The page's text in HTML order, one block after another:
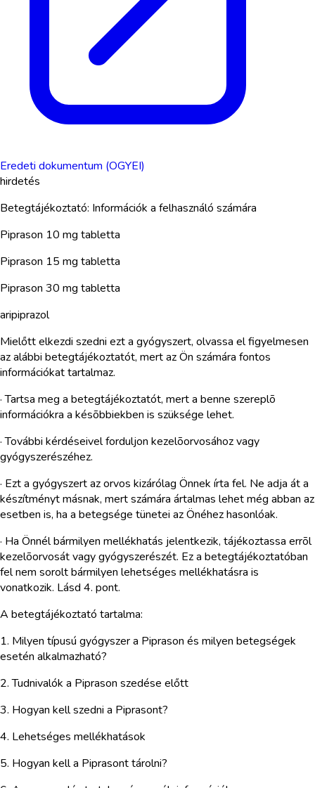
Eredeti dokumentum (OGYEI)
hirdetés
Betegtájékoztató: Információk a felhasználó számára
Piprason 10 mg tabletta
Piprason 15 mg tabletta
Piprason 30 mg tabletta
aripiprazol
Mielőtt elkezdi szedni ezt a gyógyszert, olvassa el figyelmesen
az alábbi betegtájékoztatót, mert az Ön számára fontos
információkat tartalmaz.
· Tartsa meg a betegtájékoztatót, mert a benne szereplõ
információkra a késõbbiekben is szüksége lehet.
· További kérdéseivel forduljon kezelõorvosához vagy
gyógyszerészéhez.
· Ezt a gyógyszert az orvos kizárólag Önnek írta fel. Ne adja át a
készítményt másnak, mert számára ártalmas lehet még abban az
esetben is, ha a betegsége tünetei az Önéhez hasonlóak.
· Ha Önnél bármilyen mellékhatás jelentkezik, tájékoztassa errõl
kezelõorvosát vagy gyógyszerészét. Ez a betegtájékoztatóban
fel nem sorolt bármilyen lehetséges mellékhatásra is
vonatkozik. Lásd 4. pont.
A betegtájékoztató tartalma:
1. Milyen típusú gyógyszer a Piprason és milyen betegségek
esetén alkalmazható?
2. Tudnivalók a Piprason szedése előtt
3. Hogyan kell szedni a Piprasont?
4. Lehetséges mellékhatások
5. Hogyan kell a Piprasont tárolni?